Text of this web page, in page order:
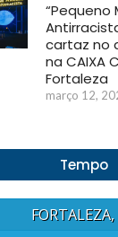
“Pequeno
cartaz no
na CAIXA
Fortaleza
março 12,
Tempo